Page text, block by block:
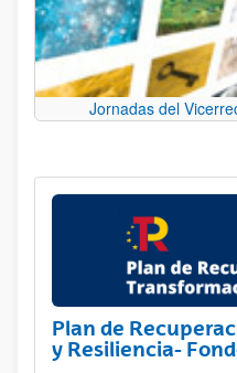
Jornadas del
Plan de
y Resiliencia-